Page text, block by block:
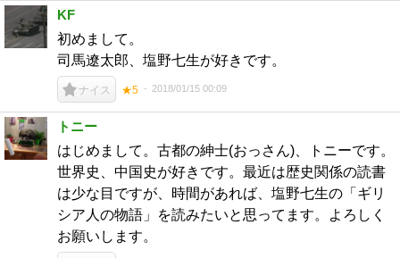
KF
初めまして。
司馬遼太郎、塩野七生が好きです。
ナイス ★5 2018/01/15 00:09
トニー
はじめまして。古都の紳士(おっさん)、トニーです。
世界史、中国史が好きです。最近は歴史関係の読書
は少な目ですが、時間があれば、塩野七生の「ギリ
シア人の物語」を読みたいと思ってます。よろしく
お願いします。